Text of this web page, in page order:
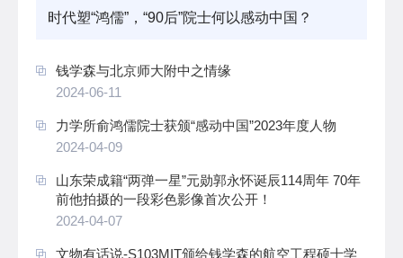
时代塑“鸿儒”，“90后”院士何以感动中国？
钱学森与北京师大附中之情缘
2024-06-11
力学所俞鸿儒院士获颁“感动中国”2023年度人物
2024-04-09
山东荣成籍“两弹一星”元勋郭永怀诞辰114周年 70年
前他拍摄的一段彩色影像首次公开！
2024-04-07
文物有话说-S103MIT颁给钱学森的航空工程硕士学